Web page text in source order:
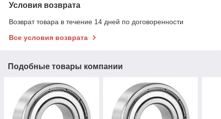
Условия возврата
Возврат товара в течение 14 дней по договоренности
Все условия возврата
Подобные товары компании